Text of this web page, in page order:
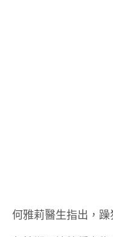
何雅莉醫生指出，